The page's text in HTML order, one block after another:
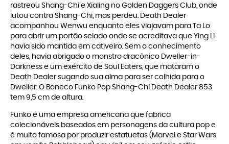
rastreou Shang-Chi e Xialing no Golden Daggers Club, onde
lutou contra Shang-Chi, mas perdeu. Death Dealer
acompanhou Wenwu enquanto eles viajavam para Ta Lo
para abrir um portão selado onde se acreditava que Ying Li
havia sido mantida em cativeiro. Sem o conhecimento
deles, havia abrigado o monstro dracônico Dweller-in-
Darkness e um exército de Soul Eaters, que mataram o
Death Dealer sugando sua alma para ser colhida para o
Dweller. O Boneco Funko Pop Shang-Chi Death Dealer 853
tem 9,5 cm de altura.
Funko é uma empresa americana que fabrica
colecionáveis baseados em personagens da cultura pop e
é muito famosa por produzir estatuetas (Marvel e Star Wars